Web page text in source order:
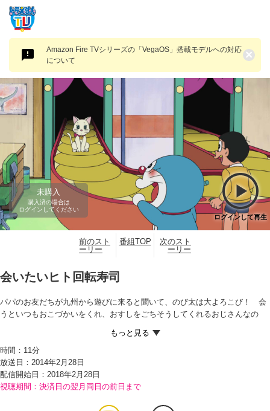
Amazon Fire TVシリーズの「VegaOS」搭載モデルへの対応
について
×
未購入
購入済の場合は
ログインしてください
ログインして再生
前のスト
ーリー
番組TOP
次のスト
ーリー
会いたいヒト回転寿司
パパのお友だちが九州から遊びに来ると聞いて、のび太は大よろこび！ 会
うといつもおこづかいをくれ、おすしをごちそうしてくれるおじさんなの
まう。 ガッカリしているのび太をかわいそうに思ったドラえもんは、『会い
たいヒト回転寿司』を取りだす。マイクに向かって会いたい人の情報を言う
と、その人が回転寿司のように流れてやってくる道具だという。 のび太はさ
っそくおじさんを九州から呼ぼうとするが、名前をわすれてしまったため、
ただ「九州のおじさん」とオーダー。すると、大変なことが起きて…!?
時間： 11分
放送日：2014年2月28日
配信開始日： 2018年2月28日
視聴期間：決済日の翌月同日の前日まで